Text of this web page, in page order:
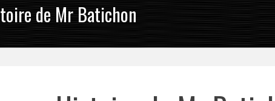
de Mr Batichon